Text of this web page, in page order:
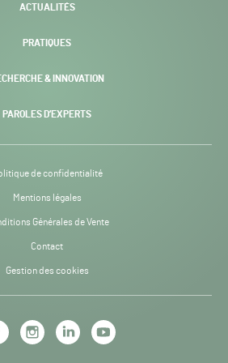
ACTUALITÉS
PRATIQUES
& INNOVATION
PAROLES D’EXPERTS
de confidentialité
Mentions légales
Générales de Vente
Contact
Gestion des cookies